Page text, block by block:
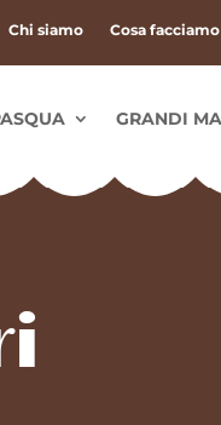
Chi siamo Cosa facciamo
GRANDI